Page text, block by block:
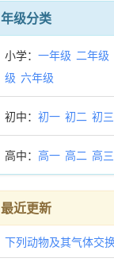
年级分类
小学： 一年级 二年级
级 六年级
初中： 初一 初二 初三
高中： 高一 高二 高三
最近更新